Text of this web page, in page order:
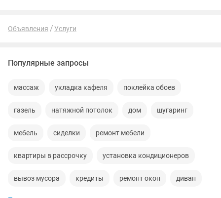
Объявления Услуги
Популярные запросы
массаж укладка кафеля поклейка обоев
газель натяжной потолок дом шугаринг
мебель сиделки ремонт мебели
квартиры в рассрочку установка кондиционеров
вывоз мусора кредиты ремонт окон диван